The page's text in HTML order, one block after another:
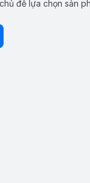
để lựa chọn sản